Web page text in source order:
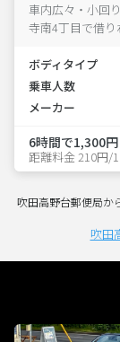
車内広々・小回
寺南4丁目で借り
ボディタイプ
乗車人数
メーカー
6時間で1,300円
距離料金 210円/
吹田高野台郵便局か
吹田